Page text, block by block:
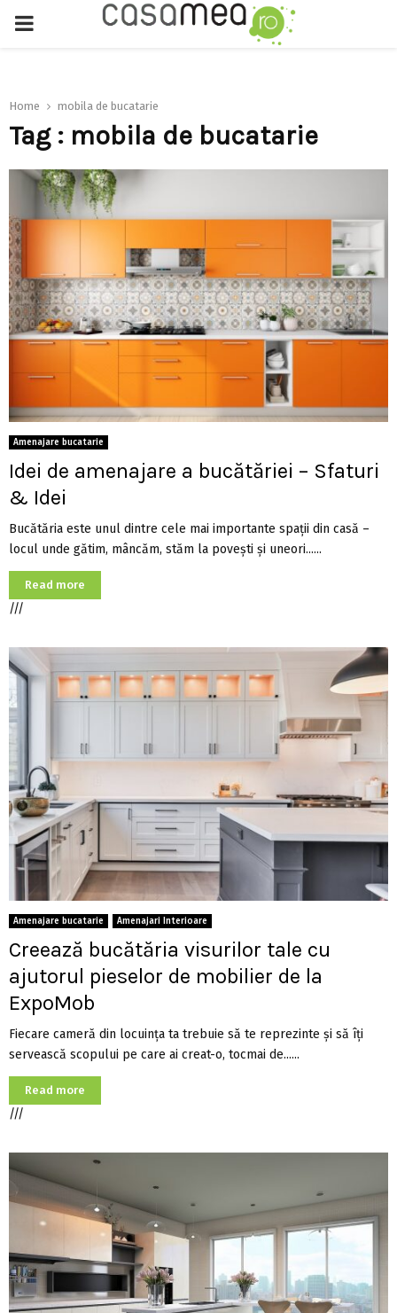
PRIMARY
Home mobila de bucatarie
Tag : mobila de bucatarie
Amenajare bucatarie
Idei de amenajare a bucătăriei – Sfaturi
& Idei
Bucătăria este unul dintre cele mai importante spații din casă –
locul unde gătim, mâncăm, stăm la povești și uneori......
Read more
///
Amenajare bucatarie Amenajari Interioare
Creează bucătăria visurilor tale cu
ajutorul pieselor de mobilier de la
ExpoMob
Fiecare cameră din locuința ta trebuie să te reprezinte și să îți
servească scopului pe care ai creat-o, tocmai de......
Read more
///